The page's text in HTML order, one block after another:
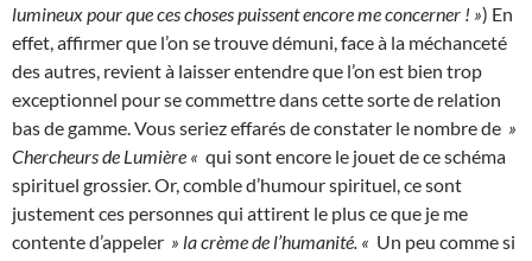
lumineux pour que ces choses puissent encore me concerner ! ») En
effet, affirmer que l’on se trouve démuni, face à la méchanceté
des autres, revient à laisser entendre que l’on est bien trop
exceptionnel pour se commettre dans cette sorte de relation
bas de gamme. Vous seriez effarés de constater le nombre de »
Chercheurs de Lumière « qui sont encore le jouet de ce schéma
spirituel grossier. Or, comble d’humour spirituel, ce sont
justement ces personnes qui attirent le plus ce que je me
contente d’appeler » la crème de l’humanité. « Un peu comme si